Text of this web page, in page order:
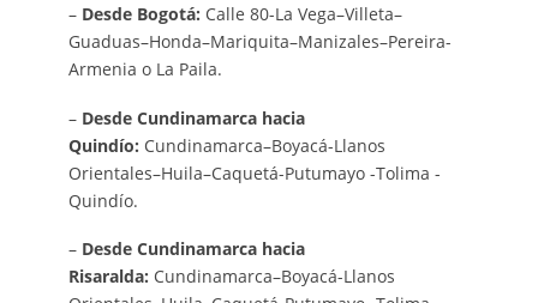
– Desde Bogotá: Calle 80-La Vega–Villeta–
Guaduas–Honda–Mariquita–Manizales–Pereira-
Armenia o La Paila.
– Desde Cundinamarca hacia
Quindío: Cundinamarca–Boyacá-Llanos
Orientales–Huila–Caquetá-Putumayo -Tolima -
Quindío.
– Desde Cundinamarca hacia
Risaralda: Cundinamarca–Boyacá-Llanos